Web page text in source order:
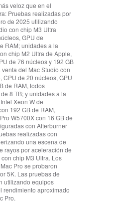
veloz que en el
Pruebas realizadas por
de 2025 utilizando
con chip M3 Ultra
GPU de
RAM; unidades a la
chip M2 Ultra de Apple,
de 76 núcleos y 192 GB
del Mac Studio con
CPU de 20 núcleos, GPU
de RAM, todos
8 TB; y unidades a la
Xeon W de
192 GB de RAM,
W5700X con 16 GB de
con Afterburner
realizadas con
una escena de
rayos por aceleración de
chip M3 Ultra. Los
Pro se probaron
5K. Las pruebas de
utilizando equipos
rendimiento aproximado
Pro.